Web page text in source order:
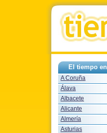
El tiempo en
A Coruña
Álava
Albacete
Alicante
Almería
Asturias